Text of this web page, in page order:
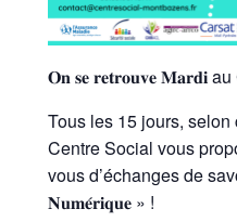
𝐎𝐧 𝐬𝐞 𝐫𝐞𝐭𝐫𝐨𝐮𝐯𝐞 𝐌𝐚𝐫𝐝𝐢
Tous les 15 jours,
Centre Social vous
vous d’échanges de
𝐍𝐮𝐦𝐞́𝐫𝐢𝐪𝐮𝐞 » !